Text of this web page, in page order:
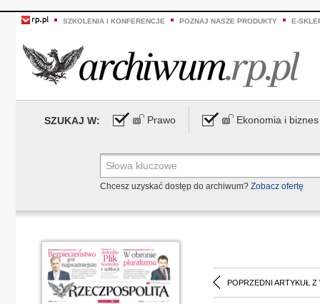
SZKOLENIA I KONFERENCJE POZNAJ NASZE PRODUKTY E-
SZUKAJ W: Prawo Ekonomia i biznes
Chcesz uzyskać dostęp do archiwum? Zobacz ofertę
POPRZEDNI ARTYKUŁ Z